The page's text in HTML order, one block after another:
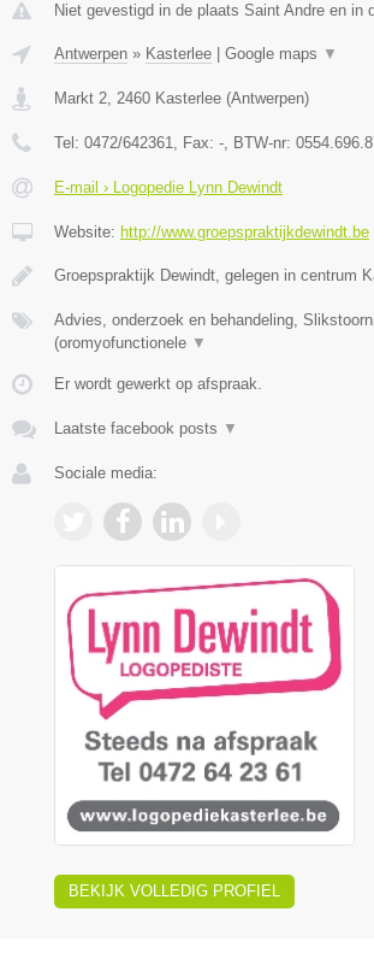
Niet gevestigd in de plaats Saint Andre en in
Antwerpen » Kasterlee Google maps ▼
Markt 2, 2460 Kasterlee (Antwerpen)
Tel: 0472/642361, Fax: -, BTW-nr:
E-mail › Logopedie Lynn Dewindt
Website: http://www.groepspraktijkdewindt.be
Groepspraktijk Dewindt, gelegen in centrum
Advies, onderzoek en behandeling,
(oromyofunctionele ▼
Er wordt gewerkt op afspraak.
Laatste facebook posts ▼
Sociale media:
BEKIJK VOLLEDIG PROFIEL